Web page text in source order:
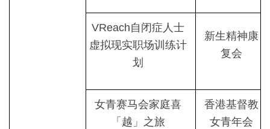
VReach自闭症人士
虚拟现实职场训练计
划
新生精神康
复会
女青赛马会家庭喜
「越」之旅
香港基督教
女青年会